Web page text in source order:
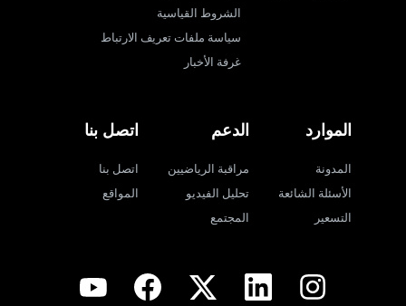
الشروط القياسية
سياسة ملفات تعريف الارتباط
غرفة الأخبار
الموارد
المدونة
الأسئلة الشائعة
التسعير
الدعم
مراقبة الرياضيين
تحليل الفيديو
المجتمع
اتصل بنا
اتصل بنا
المواقع